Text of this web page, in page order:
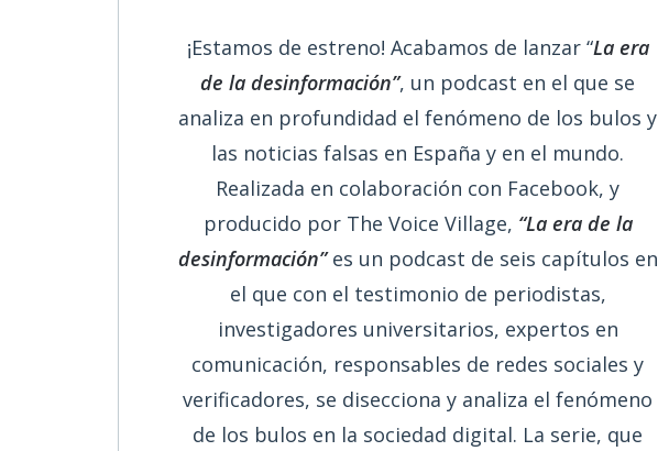
¡Estamos de estreno! Acabamos de lanzar “La era
de la desinformación”, un podcast en el que se
analiza en profundidad el fenómeno de los bulos y
las noticias falsas en España y en el mundo.
Realizada en colaboración con Facebook, y
producido por The Voice Village, “La era de la
desinformación”es un podcast de seis capítulos en
el que con el testimonio de periodistas,
investigadores universitarios, expertos en
comunicación, responsables de redes sociales y
verificadores, se disecciona y analiza el fenómeno
de los bulos en la sociedad digital. La serie, que